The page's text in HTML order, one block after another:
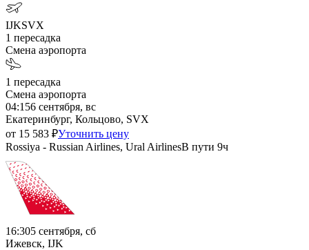
IJKSVX
1 пересадка
Смена аэропорта
1 пересадка
Смена аэропорта
04:156 сентября, вс
Екатеринбург, Кольцово, SVX
от 15 583 ₽Уточнить цену
Rossiya - Russian Airlines, Ural AirlinesВ пути 9ч
16:305 сентября, сб
Ижевск, IJK